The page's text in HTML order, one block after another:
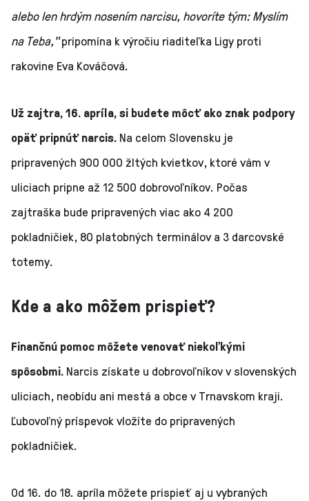
alebo len hrdým nosením narcisu, hovoríte tým: Myslím
na Teba,"pripomína k výročiu riaditeľka Ligy proti
rakovine Eva Kováčová.
Už zajtra, 16. apríla, si budete môcť ako znak podpory
opäť pripnúť narcis. Na celom Slovensku je
pripravených 900 000 žltých kvietkov, ktoré vám v
uliciach pripne až 12 500 dobrovoľníkov. Počas
zajtraška bude pripravených viac ako 4 200
pokladničiek, 80 platobných terminálov a 3 darcovské
totemy.
Kde a ako môžem prispieť?
Finančnú pomoc môžete venovať niekoľkými
spôsobmi. Narcis získate u dobrovoľníkov v slovenských
uliciach, neobídu ani mestá a obce v Trnavskom kraji.
Ľubovoľný príspevok vložíte do pripravených
pokladničiek.
Od 16. do 18. apríla môžete prispieť aj u vybraných